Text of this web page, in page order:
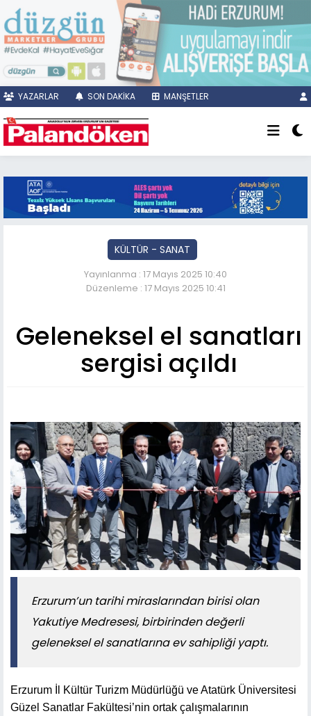
YAZARLAR SON DAKİKA MANŞETLER
KÜLTÜR - SANAT
Yayınlanma : 17 Mayıs 2025 10:40
Düzenleme : 17 Mayıs 2025 10:41
Geleneksel el sanatları
sergisi açıldı
Erzurum’un tarihi miraslarından birisi olan
Yakutiye Medresesi, birbirinden değerli
geleneksel el sanatlarına ev sahipliği yaptı.
Erzurum İl Kültür Turizm Müdürlüğü ve Atatürk Üniversitesi
Güzel Sanatlar Fakültesi’nin ortak çalışmalarının